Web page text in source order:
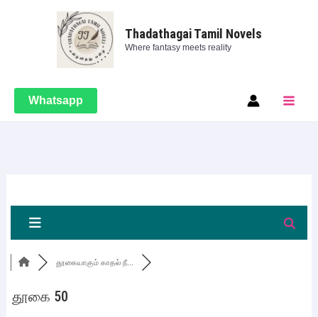
Thadathagai Tamil Novels
Where fantasy meets reality
Whatsapp
தூகையாகும் காதல் நீ...
தூகை 50